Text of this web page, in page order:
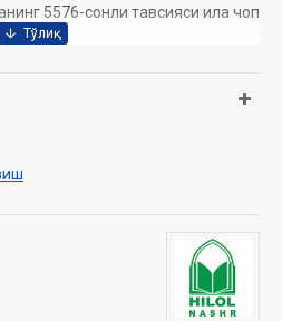
5576-сонли тавсияси ила чоп
боб